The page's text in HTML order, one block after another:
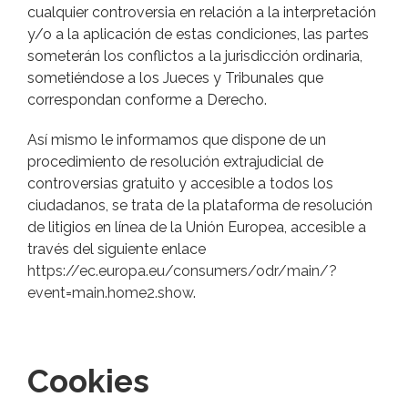
cualquier controversia en relación a la interpretación
y/o a la aplicación de estas condiciones, las partes
someterán los conflictos a la jurisdicción ordinaria,
sometiéndose a los Jueces y Tribunales que
correspondan conforme a Derecho.
Así mismo le informamos que dispone de un
procedimiento de resolución extrajudicial de
controversias gratuito y accesible a todos los
ciudadanos, se trata de la plataforma de resolución
de litigios en línea de la Unión Europea, accesible a
través del siguiente enlace
https://ec.europa.eu/consumers/odr/main/?
event=main.home2.show.
Cookies